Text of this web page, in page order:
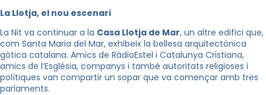
La Llotja, el nou escenari
La Nit va continuar a la Casa Llotja de Mar, un altre edifici que,
com Santa Maria del Mar, exhibeix la bellesa arquitectònica
gòtica catalana. Amics de RàdioEstel i Catalunya Cristiana,
amics de l’Església, companys i també autoritats religioses i
polítiques van compartir un sopar que va començar amb tres
parlaments.